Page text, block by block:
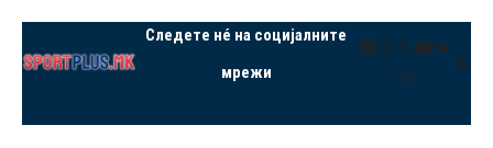
Следете нé на социјалните
мрежи
Facebook
Instagram
X YouTube
VK
Mail